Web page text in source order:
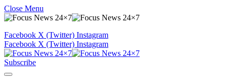
Close Menu
Facebook X (Twitter) Instagram
Facebook X (Twitter) Instagram
Subscribe